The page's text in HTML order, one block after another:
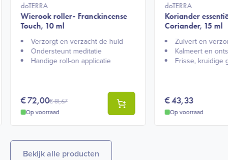
doTERRA
Wierook roller- Franckincense
Touch, 10 ml
Verzorgt en verzacht de huid
Ondersteunt meditatie
Handige roll-on applicatie​
€72,00€81,67
Op voorraad
doTERRA
Koriander
Coriander, 15 ml
Zuivert en
Kalmeert en
Frisse, kruidige
€43,33
Op voorraad
Bekijk alle producten